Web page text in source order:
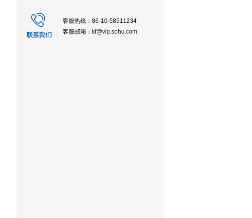
客服热线：86-10-58511234
客服邮箱： kf@vip.sohu.com